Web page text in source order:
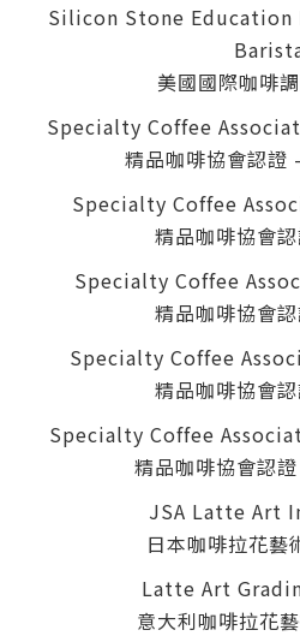
Silicon Stone Education
美國國際咖啡
Specialty Coffee
精品咖啡協會認證
Specialty Coffee
精品咖啡協會
Specialty Coffee
精品咖啡協會
Specialty Coffee
精品咖啡協會
Specialty Coffee
精品咖啡協會認
JSA Latte Art
日本咖啡拉花藝
Latte Art
意大利咖啡拉花